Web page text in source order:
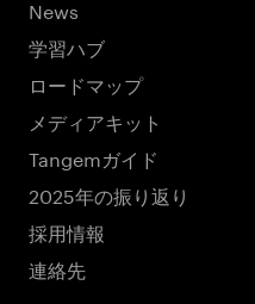
News
学習ハブ
ロードマップ
メディアキット
Tangemガイド
2025年の振り返り
採用情報
連絡先